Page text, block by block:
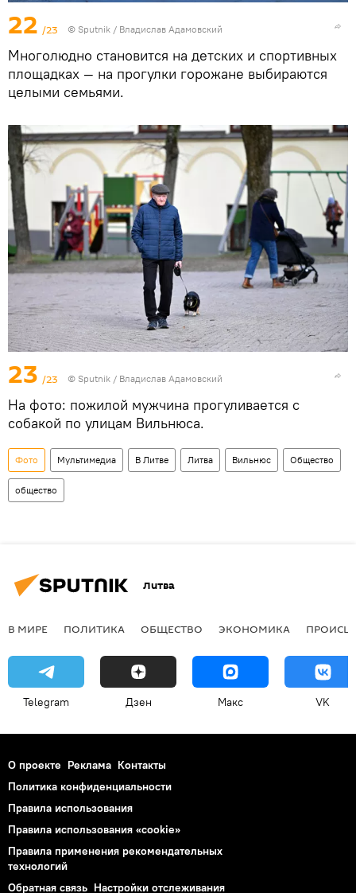
22 /23 © Sputnik / Владислав Адамовский
Многолюдно становится на детских и спортивных
площадках — на прогулки горожане выбираются
целыми семьями.
23 /23 © Sputnik / Владислав Адамовский
На фото: пожилой мужчина прогуливается с
собакой по улицам Вильнюса.
Фото Мультимедиа В Литве Литва Вильнюс Общество
общество
Литва
В МИРЕ ПОЛИТИКА ОБЩЕСТВО ЭКОНОМИКА
Telegram Дзен Макс VK
О проекте Реклама Контакты
Политика конфиденциальности
Правила использования
Правила использования «cookie»
Правила применения рекомендательных
технологий
Обратная связь Настройки отслеживания